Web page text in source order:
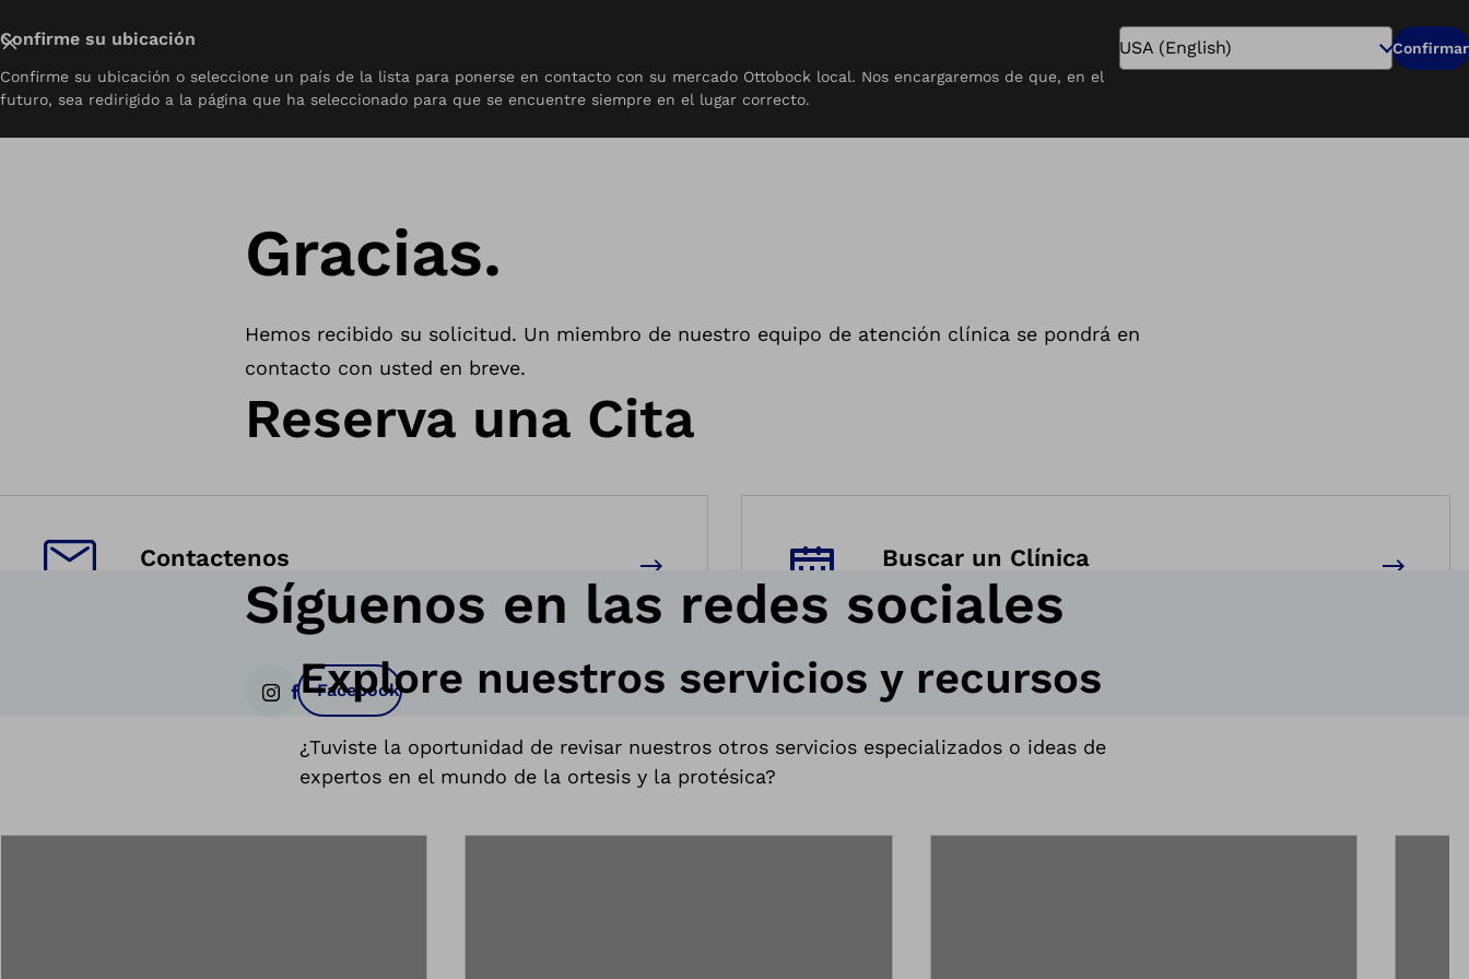
Confirme su ubicación
Confirme su ubicación o seleccione un país de la lista para ponerse en contacto con su mercado Ottobock local. Nos encargaremos de que, en el
futuro, sea redirigido a la página que ha seleccionado para que se encuentre siempre en el lugar correcto.
Confirmar
Cerrar
Buscar
Sobre Prótesis Ortesis Pediatría Recursos Contacto Pay Online
Gracias.
Hemos recibido su solicitud. Un miembro de nuestro equipo de atención clínica se pondrá en
contacto con usted en breve.
Reserva una Cita
Contactenos Buscar un Clínica
Síguenos en las redes sociales
InstagramFacebook
Explore nuestros servicios y recursos
¿Tuviste la oportunidad de revisar nuestros otros servicios especializados o ideas de
expertos en el mundo de la ortesis y la protésica?